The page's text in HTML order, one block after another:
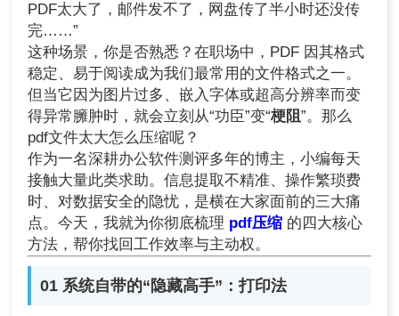
PDF太大了，邮件发不了，网盘传了半小时还没传
完……”
这种场景，你是否熟悉？在职场中，PDF 因其格式
稳定、易于阅读成为我们最常用的文件格式之一。
但当它因为图片过多、嵌入字体或超高分辨率而变
得异常臃肿时，就会立刻从“功臣”变“梗阻”。那么
pdf文件太大怎么压缩呢？
作为一名深耕办公软件测评多年的博主，小编每天
接触大量此类求助。信息提取不精准、操作繁琐费
时、对数据安全的隐忧，是横在大家面前的三大痛
点。今天，我就为你彻底梳理 pdf压缩 的四大核心
方法，帮你找回工作效率与主动权。
01 系统自带的“隐藏高手”：打印法